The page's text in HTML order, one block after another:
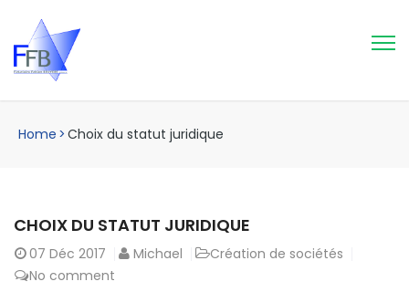
Home > Choix du statut juridique
CHOIX DU STATUT JURIDIQUE
07 Déc 2017 Michael
Création de sociétés
No comment